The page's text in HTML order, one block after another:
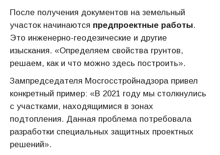
После получения документов на земельный
участок начинаются предпроектные работы.
Это инженерно-геодезические и другие
изыскания. «Определяем свойства грунтов,
решаем, как и что можно здесь построить».
Зампредседателя Мосгосстройнадзора привел
конкретный пример: «В 2021 году мы столкнулись
с участками, находящимися в зонах
подтопления. Данная проблема потребовала
разработки специальных защитных проектных
решений».